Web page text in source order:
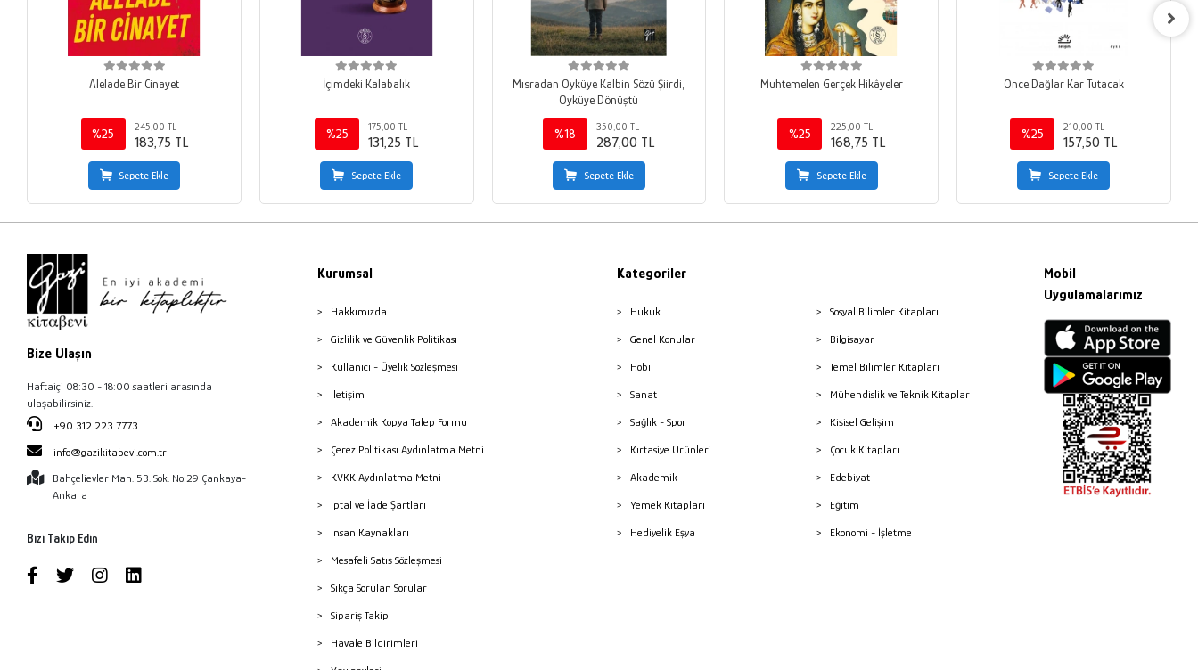
Alelade Bir Cinayet
%25
245,00 TL
183,75 TL
Sepete Ekle
İçimdeki Kalabalık
%25
175,00 TL
131,25 TL
Sepete Ekle
Mısradan Öyküye Kalbin Sözü Şiirdi,
Öyküye Dönüştü
%18
350,00 TL
287,00 TL
Sepete Ekle
Muhtemelen Gerçek Hikâyeler
%25
225,00 TL
168,75 TL
Sepete Ekle
Önce Dağlar Kar Tutacak
%25
210,00 TL
157,50 TL
Sepete Ekle
Bize Ulaşın
Haftaiçi 08:30 - 18:00 saatleri arasında
ulaşabilirsiniz.
+90 312 223 7773
info@gazikitabevi.com.tr
Bahçelievler Mah. 53. Sok. No:29 Çankaya-
Ankara
Bizi Takip Edin
Kurumsal
Hakkımızda
Gizlilik ve Güvenlik Politikası
Kullanıcı - Üyelik Sözleşmesi
İletişim
Akademik Kopya Talep Formu
Çerez Politikası Aydınlatma Metni
KVKK Aydınlatma Metni
İptal ve İade Şartları
İnsan Kaynakları
Mesafeli Satış Sözleşmesi
Sıkça Sorulan Sorular
Sipariş Takip
Havale Bildirimleri
Kategoriler
Hukuk
Genel Konular
Hobi
Sanat
Sağlık - Spor
Kırtasiye Ürünleri
Akademik
Yemek Kitapları
Hediyelik Eşya
Sosyal Bilimler Kitapları
Bilgisayar
Temel Bilimler Kitapları
Mühendislik ve Teknik Kitaplar
Kişisel Gelişim
Çocuk Kitapları
Edebiyat
Eğitim
Ekonomi - İşletme
Mobil
Uygulamalarımız